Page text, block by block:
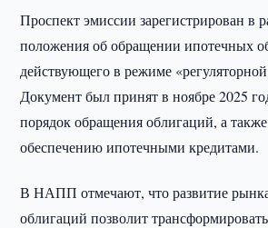
Проспект эмиссии зарегистрирован в
положения об обращении ипотечных
действующего в режиме
Документ был принят в ноябре 2025
порядок обращения облигаций, а
обеспечению ипотечными кредитами.
В НАПП отмечают, что развитие
облигаций позволит